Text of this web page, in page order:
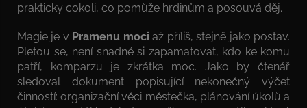
prakticky cokoli, co pomůže hrdinům a posouvá děj.
Magie je v Pramenu moci až příliš, stejně jako postav.
Pletou se, není snadné si zapamatovat, kdo ke komu
patří, komparzu je zkrátka moc. Jako by čtenář
sledoval dokument popisující nekonečný výčet
činností: organizační věci městečka, plánování úkolů a